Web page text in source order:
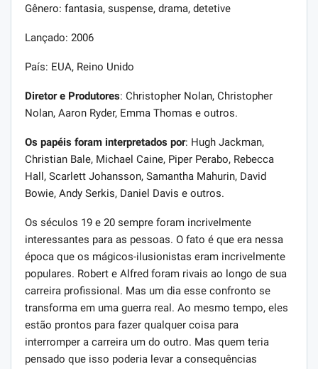
Gênero: fantasia, suspense, drama, detetive
Lançado: 2006
País: EUA, Reino Unido
Diretor e Produtores: Christopher Nolan, Christopher
Nolan, Aaron Ryder, Emma Thomas e outros.
Os papéis foram interpretados por: Hugh Jackman,
Christian Bale, Michael Caine, Piper Perabo, Rebecca
Hall, Scarlett Johansson, Samantha Mahurin, David
Bowie, Andy Serkis, Daniel Davis e outros.
Os séculos 19 e 20 sempre foram incrivelmente
interessantes para as pessoas. O fato é que era nessa
época que os mágicos-ilusionistas eram incrivelmente
populares. Robert e Alfred foram rivais ao longo de sua
carreira profissional. Mas um dia esse confronto se
transforma em uma guerra real. Ao mesmo tempo, eles
estão prontos para fazer qualquer coisa para
interromper a carreira um do outro. Mas quem teria
pensado que isso poderia levar a consequências